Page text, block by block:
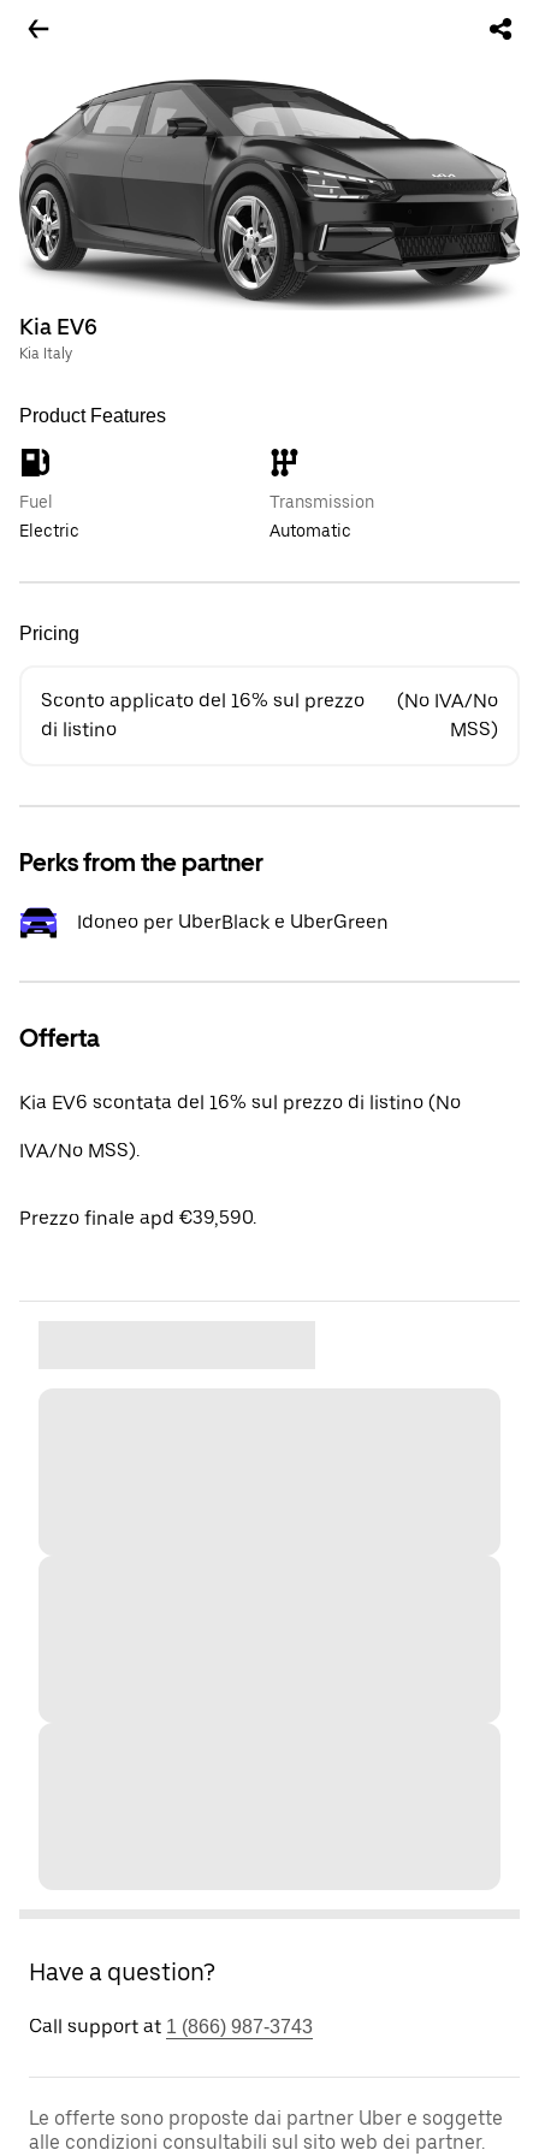
Kia EV6
Kia Italy
Product Features
Fuel
Electric
Transmission
Automatic
Pricing
Sconto applicato del 16% sul prezzo
di listino
(No IVA/No
MSS)
Perks from the partner
Idoneo per UberBlack e UberGreen
Offerta
Kia EV6 scontata del 16% sul prezzo di listino (No
IVA/No MSS).
Prezzo finale apd €39,590.
Have a question?
Call support at 1 (866) 987-3743
Le offerte sono proposte dai partner Uber e soggette
alle condizioni consultabili sul sito web dei partner.